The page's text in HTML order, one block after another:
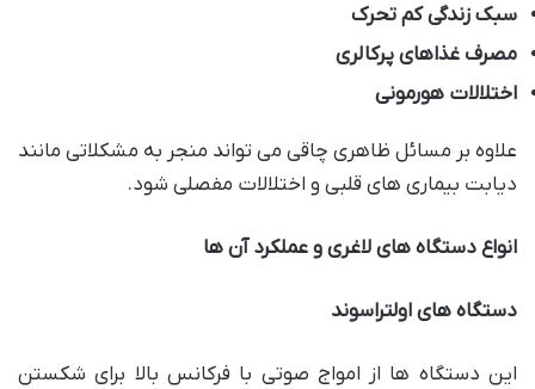
سبک زندگی کم تحرک
مصرف غذاهای پرکالری
اختلالات هورمونی
علاوه بر مسائل ظاهری چاقی می تواند منجر به مشکلاتی مانند
دیابت بیماری های قلبی و اختلالات مفصلی شود.
انواع دستگاه های لاغری و عملکرد آن ها
دستگاه های اولتراسوند
این دستگاه ها از امواج صوتی با فرکانس بالا برای شکستن